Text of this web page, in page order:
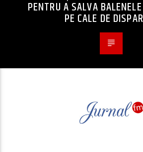
PENTRU A SALVA
PE CALE DE